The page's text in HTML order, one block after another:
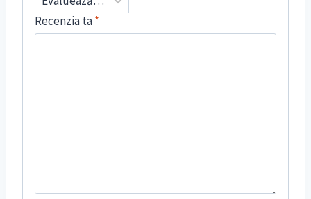
Recenzia ta*